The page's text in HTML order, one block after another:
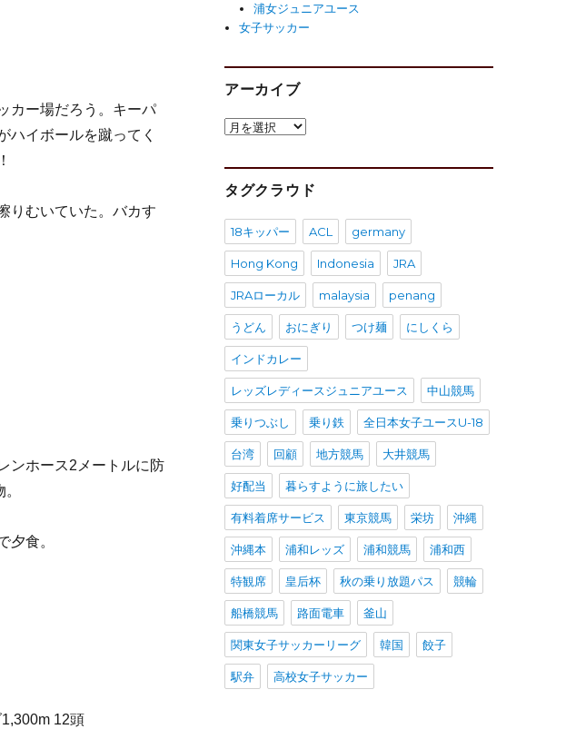
カー場だろう。キーパ
ハイボールを蹴ってく
りむいていた。バカす
ンホース2メートルに防
夕食。
12頭
浦女ジュニアユース
女子サッカー
アーカイブ
ア
カ
イ
タグクラウド
18キッパー ACL germany
Hong Kong Indonesia JRA
JRAローカル malaysia penang
うどん おにぎり つけ麺 にしくら
インドカレー
レッズレディースジュニアユース 中山競馬
乗りつぶし 乗り鉄 全日本女子ユースU-18
台湾 回顧 地方競馬 大井競馬
好配当 暮らすように旅したい
有料着席サービス 東京競馬 栄坊 沖縄
沖縄本 浦和レッズ 浦和競馬 浦和西
特観席 皇后杯 秋の乗り放題パス 競輪
船橋競馬 路面電車 釜山
関東女子サッカーリーグ 韓国 餃子
駅弁 高校女子サッカー